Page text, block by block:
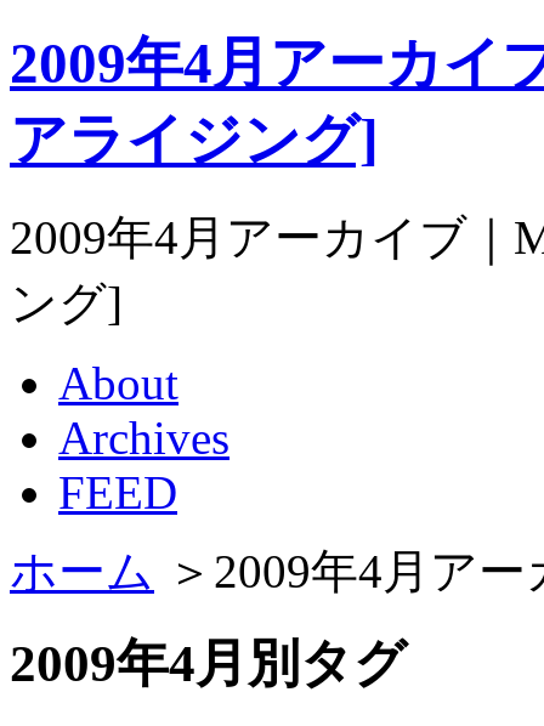
2009年4月アーカイ
アライジング]
2009年4月アーカイブ｜
ング]
About
Archives
FEED
ホーム ＞2009年4月ア
2009年4月別タグ